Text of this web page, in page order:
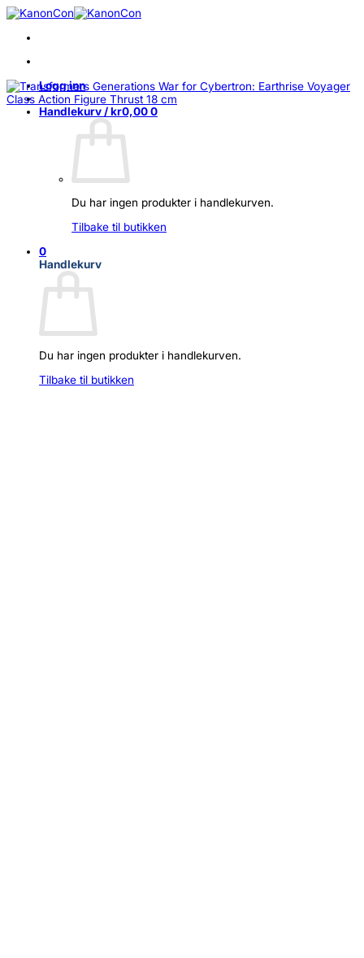
Skip
content
Logg inn
Handlekurv /kr0,000
Du har ingen produkter i handlekurven.
Tilbake til butikken
0
Handlekurv
Du har ingen produkter i handlekurven.
Tilbake til butikken